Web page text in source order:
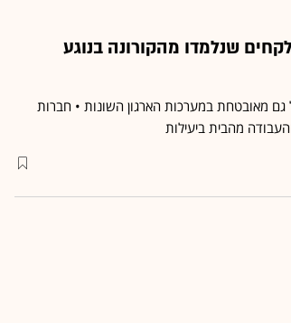
שנלמדו מהקורונה בנוגע
גם מאובטחת במערכות הארגון השונות • חברות
מהבית ביעילות